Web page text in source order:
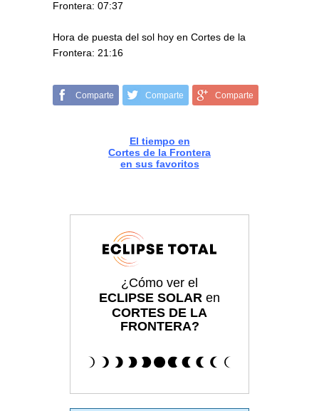
Frontera: 07:37
Hora de puesta del sol hoy en Cortes de la
Frontera: 21:16
Comparte Comparte Comparte
El tiempo en
Cortes de la Frontera
en sus favoritos
¿Cómo ver el
ECLIPSE SOLAR en
CORTES DE LA
FRONTERA?